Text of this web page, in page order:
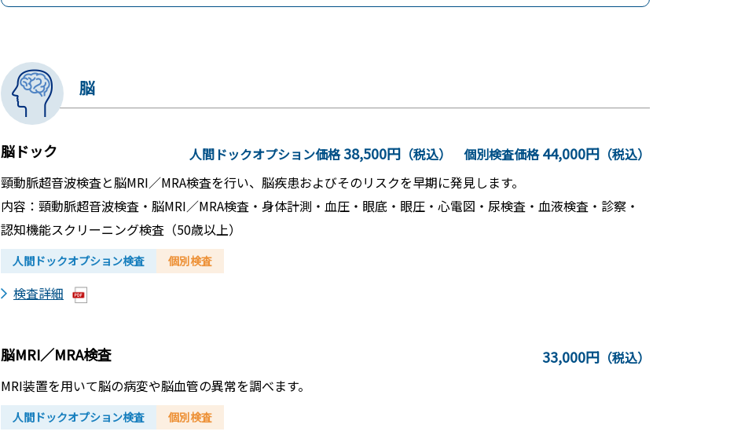
脳
脳ドック 人間ドックオプション価格38,500円 （税込） 個別検査価格44,000円 （税込）
頸動脈超音波検査と脳MRI／MRA検査を行い、脳疾患およびそのリスクを早期に発見します。
内容：頸動脈超音波検査・脳MRI／MRA検査・身体計測・血圧・眼底・眼圧・心電図・尿検査・血液検査・診察・
認知機能スクリーニング検査（50歳以上）
人間ドックオプション検査 個別検査
検査詳細
脳MRI／MRA検査 33,000円 （税込）
MRI装置を用いて脳の病変や脳血管の異常を調べます。
人間ドックオプション検査 個別検査